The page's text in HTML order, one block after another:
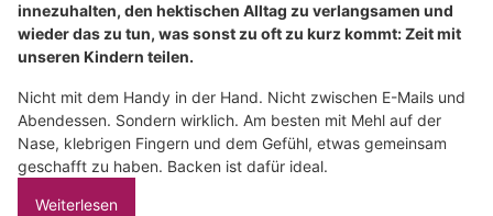
innezuhalten, den hektischen Alltag zu verlangsamen und
wieder das zu tun, was sonst zu oft zu kurz kommt: Zeit mit
unseren Kindern teilen.
Nicht mit dem Handy in der Hand. Nicht zwischen E-Mails und
Abendessen. Sondern wirklich. Am besten mit Mehl auf der
Nase, klebrigen Fingern und dem Gefühl, etwas gemeinsam
geschafft zu haben. Backen ist dafür ideal.
Weiterlesen